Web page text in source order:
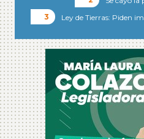
Ley de Tierras: Piden